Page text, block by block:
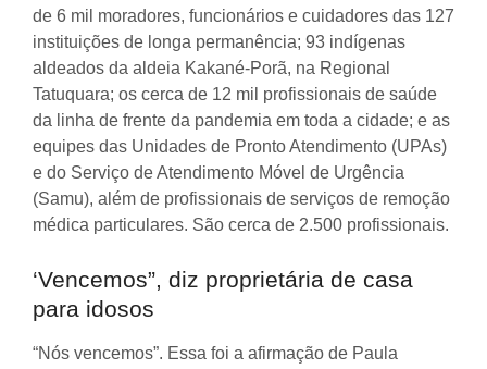
de 6 mil moradores, funcionários e cuidadores das 127
instituições de longa permanência; 93 indígenas
aldeados da aldeia Kakané-Porã, na Regional
Tatuquara; os cerca de 12 mil profissionais de saúde
da linha de frente da pandemia em toda a cidade; e as
equipes das Unidades de Pronto Atendimento (UPAs)
e do Serviço de Atendimento Móvel de Urgência
(Samu), além de profissionais de serviços de remoção
médica particulares. São cerca de 2.500 profissionais.
‘Vencemos”, diz proprietária de casa
para idosos
“Nós vencemos”. Essa foi a afirmação de Paula